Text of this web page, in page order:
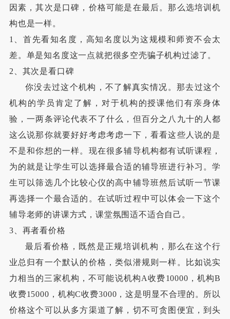
因素，其次是口碑，价格可能是在最后。那么选培训机
构也是一样。
1、首先看知名度，高知名度以为这规模和师资不会太
差。单是知名度这一点就把很多空壳骗子机构过滤了。
2、其次是看口碑
你没去过这个机构，不了解真实情况。那去过这个
机构的学员肯定了解，对于机构的授课他们有亲身体
验，一两条评论代表不了什么，但百分之八九十的人都
这么说那你就要好好考虑考虑一下，看看这些人说的是
不是和你想的一样。现在很多辅导机构都有试听课程，
为的就是让学生可以选择最合适的辅导班进行补习。学
生可以筛选几个比较心仪的高中辅导班然后试听一节课
再选择一个最合适的。在试听过程中可以体会一下这个
辅导老师的讲课方式，课堂氛围适不适合自己。
3、再者看价格
最后看价格，既然是正规培训机构，那么在这个行
业总归有一个默认的价格，类似潜规则一样。比如说实
力相当的三家机构，不可能说机构A收费10000，机构B
收费15000，机构C收费3000，这是明显不合理的。所以
价格这个可以从多方渠道了解，切不可贪图便宜，到头